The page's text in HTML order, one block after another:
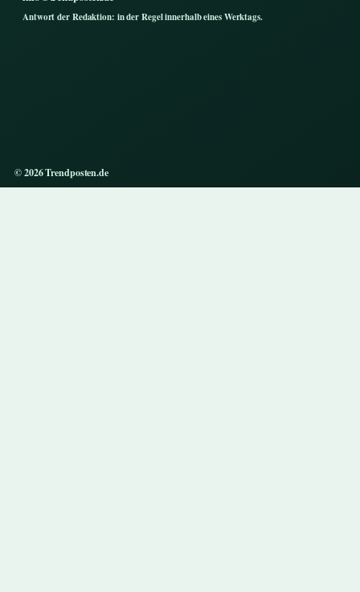
Antwort der Redaktion: in der Regel innerhalb eines Werktags.
© 2026 Trendposten.de